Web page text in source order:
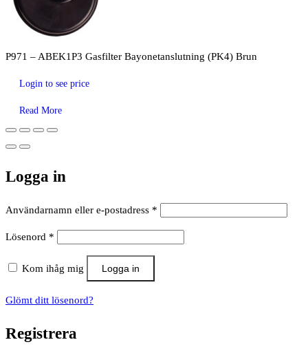
P971 – ABEK1P3 Gasfilter Bayonetanslutning (PK4) Brun
Login to see price
Read More
Logga in
Användarnamn eller e-postadress *
Lösenord *
Kom ihåg mig Logga in
Glömt ditt lösenord?
Registrera